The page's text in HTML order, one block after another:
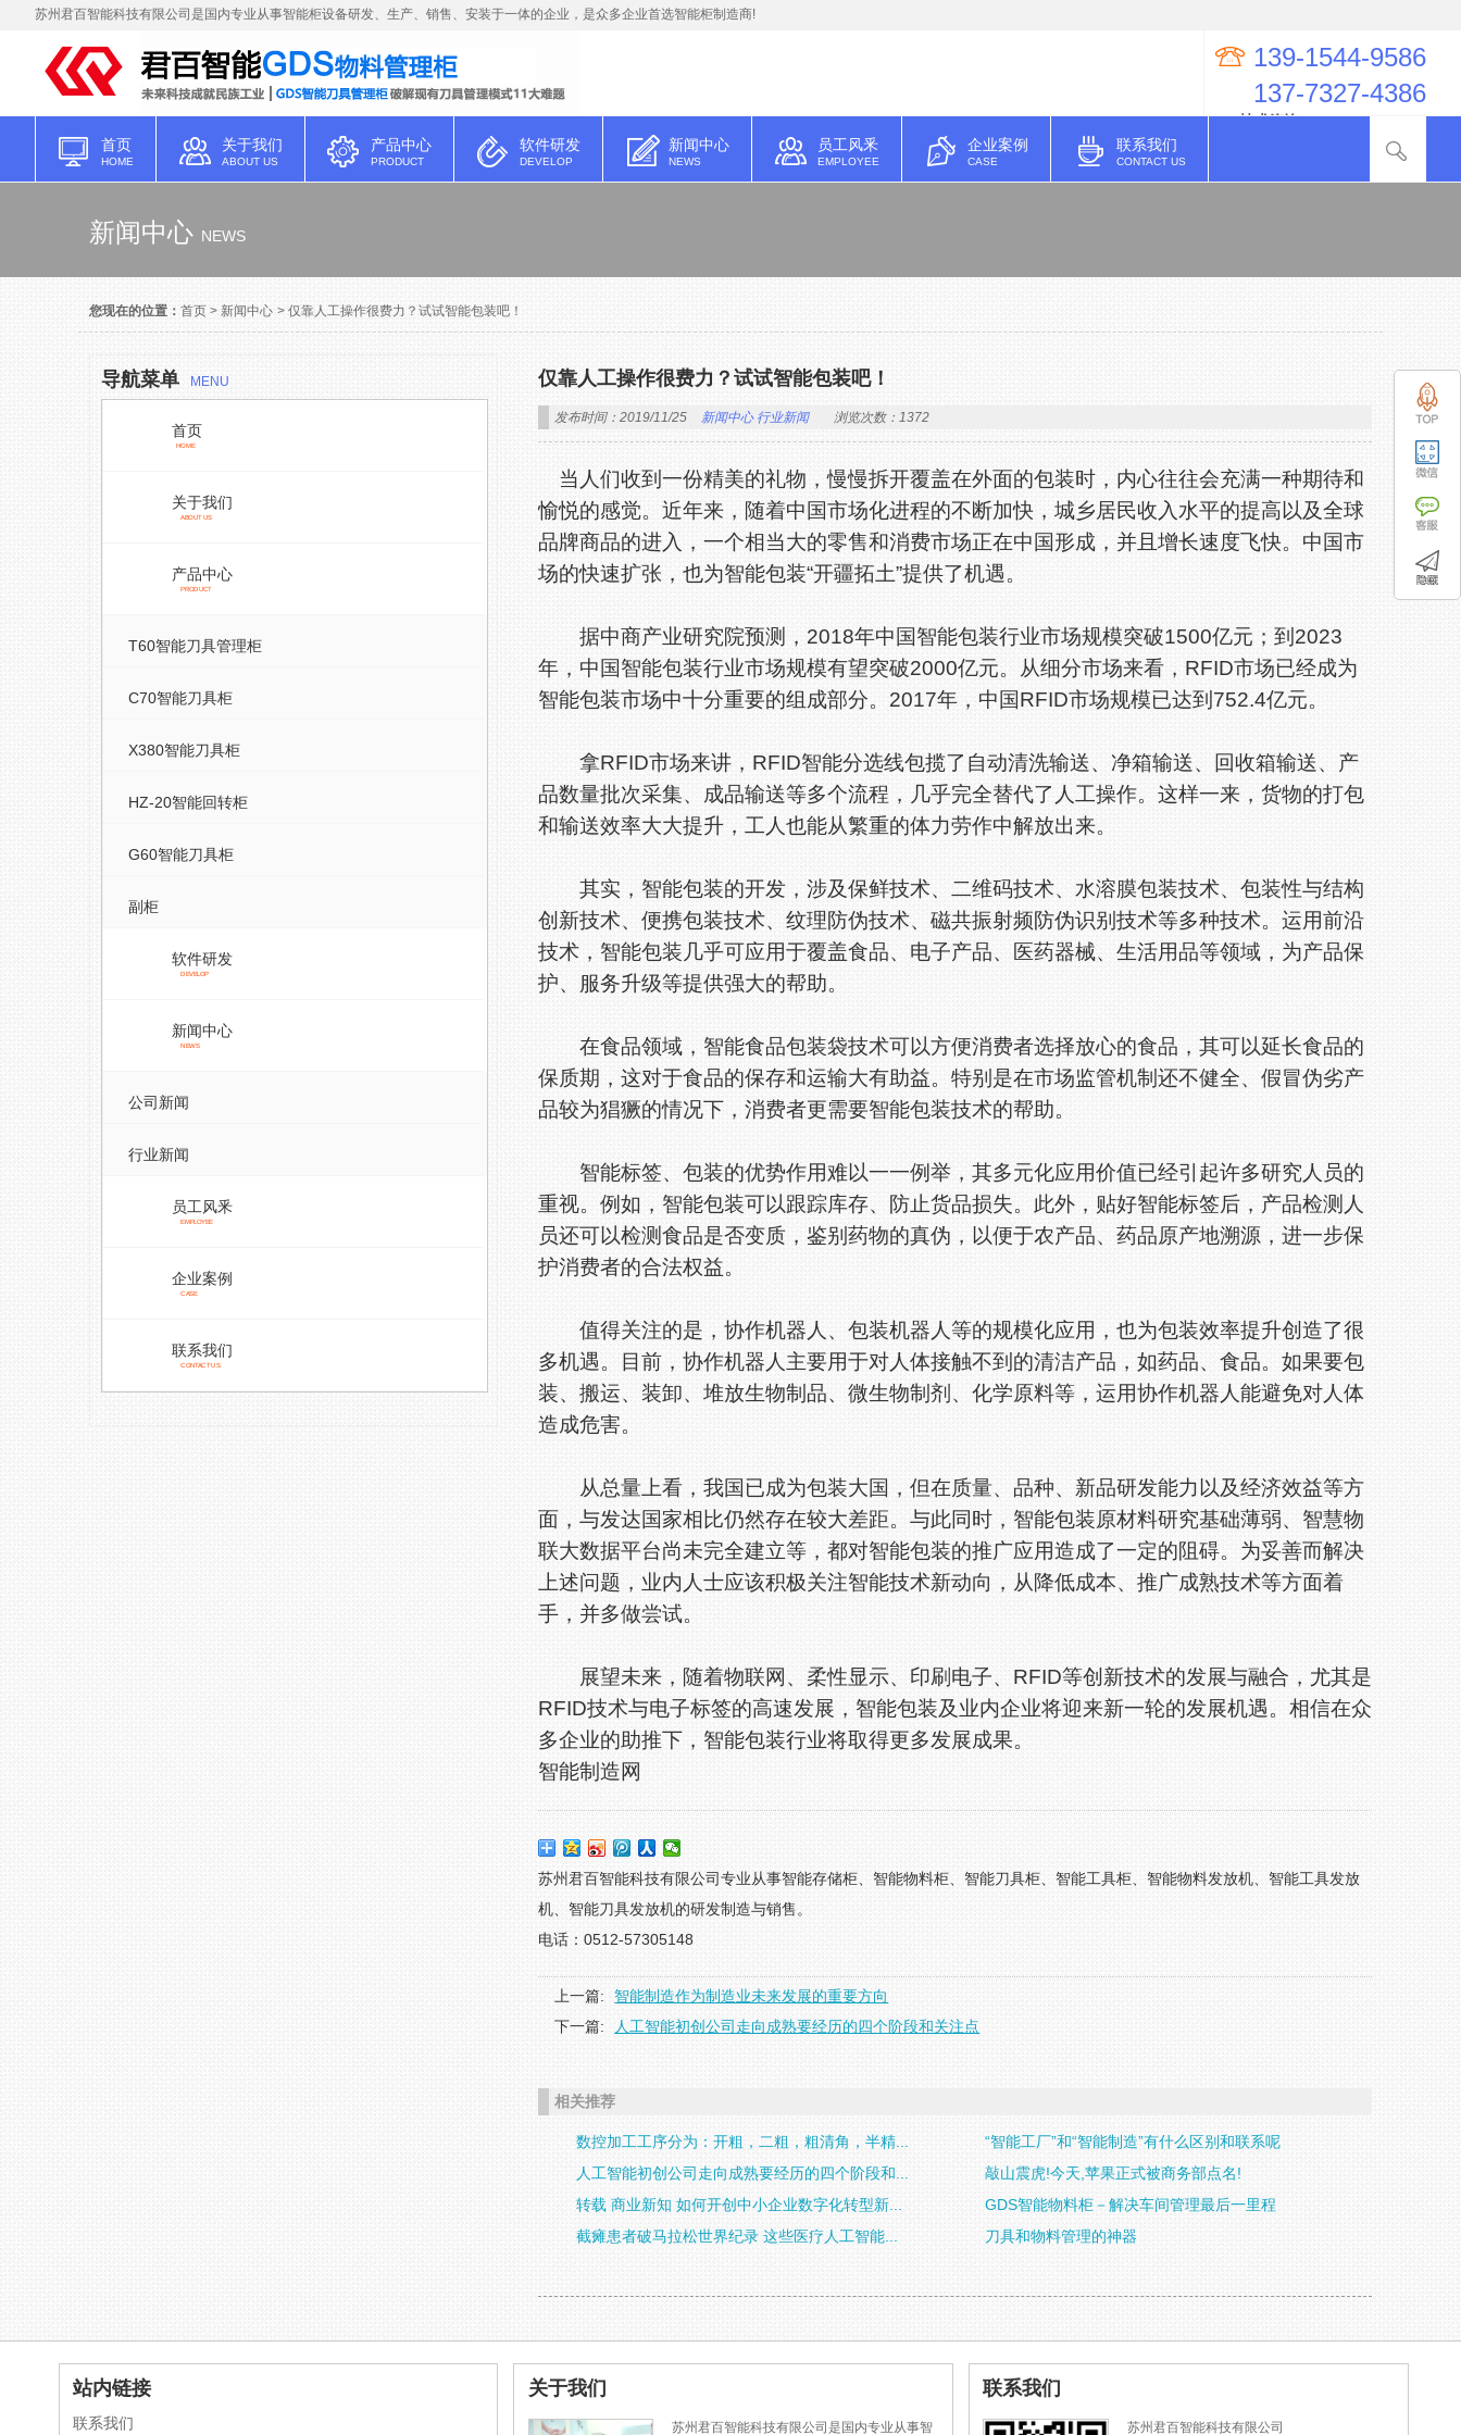
苏州君百智能科技有限公司是国内专业从事智能柜设备研发、生产、销售、安装于一体的企业，是众多企业首选智能柜制造商!
139-1544-9586
137-7327-4386
QQ技术咨询：274998623
首页
HOME
关于我们
ABOUT US
产品中心
PRODUCT
软件研发
DEVELOP
新闻中心
NEWS
员工风釆
EMPLOYEE
企业案例
CASE
联系我们
CONTACT US
新闻中心 NEWS
您现在的位置： 首页 > 新闻中心 > 仅靠人工操作很费力？试试智能包装吧！
导航菜单 MENU
首页
HOME
关于我们
ABOUT US
产品中心
PRODUCT
T60智能刀具管理柜
C70智能刀具柜
X380智能刀具柜
HZ-20智能回转柜
G60智能刀具柜
副柜
软件研发
DEVELOP
新闻中心
NEWS
公司新闻
行业新闻
员工风釆
EMPLOYEE
企业案例
CASE
联系我们
CONTACT US
仅靠人工操作很费力？试试智能包装吧！
发布时间：2019/11/25 新闻中心 行业新闻 浏览次数：1372
当人们收到一份精美的礼物，慢慢拆开覆盖在外面的包装时，内心往往会充满一种期待和
愉悦的感觉。近年来，随着中国市场化进程的不断加快，城乡居民收入水平的提高以及全球
品牌商品的进入，一个相当大的零售和消费市场正在中国形成，并且增长速度飞快。中国市
场的快速扩张，也为智能包装“开疆拓土”提供了机遇。
据中商产业研究院预测，2018年中国智能包装行业市场规模突破1500亿元；到2023
年，中国智能包装行业市场规模有望突破2000亿元。从细分市场来看，RFID市场已经成为
智能包装市场中十分重要的组成部分。2017年，中国RFID市场规模已达到752.4亿元。
拿RFID市场来讲，RFID智能分选线包揽了自动清洗输送、净箱输送、回收箱输送、产
品数量批次采集、成品输送等多个流程，几乎完全替代了人工操作。这样一来，货物的打包
和输送效率大大提升，工人也能从繁重的体力劳作中解放出来。
其实，智能包装的开发，涉及保鲜技术、二维码技术、水溶膜包装技术、包装性与结构
创新技术、便携包装技术、纹理防伪技术、磁共振射频防伪识别技术等多种技术。运用前沿
技术，智能包装几乎可应用于覆盖食品、电子产品、医药器械、生活用品等领域，为产品保
护、服务升级等提供强大的帮助。
在食品领域，智能食品包装袋技术可以方便消费者选择放心的食品，其可以延长食品的
保质期，这对于食品的保存和运输大有助益。特别是在市场监管机制还不健全、假冒伪劣产
品较为猖獗的情况下，消费者更需要智能包装技术的帮助。
智能标签、包装的优势作用难以一一例举，其多元化应用价值已经引起许多研究人员的
重视。例如，智能包装可以跟踪库存、防止货品损失。此外，贴好智能标签后，产品检测人
员还可以检测食品是否变质，鉴别药物的真伪，以便于农产品、药品原产地溯源，进一步保
护消费者的合法权益。
值得关注的是，协作机器人、包装机器人等的规模化应用，也为包装效率提升创造了很
多机遇。目前，协作机器人主要用于对人体接触不到的清洁产品，如药品、食品。如果要包
装、搬运、装卸、堆放生物制品、微生物制剂、化学原料等，运用协作机器人能避免对人体
造成危害。
从总量上看，我国已成为包装大国，但在质量、品种、新品研发能力以及经济效益等方
面，与发达国家相比仍然存在较大差距。与此同时，智能包装原材料研究基础薄弱、智慧物
联大数据平台尚未完全建立等，都对智能包装的推广应用造成了一定的阻碍。为妥善而解决
上述问题，业内人士应该积极关注智能技术新动向，从降低成本、推广成熟技术等方面着
手，并多做尝试。
展望未来，随着物联网、柔性显示、印刷电子、RFID等创新技术的发展与融合，尤其是
RFID技术与电子标签的高速发展，智能包装及业内企业将迎来新一轮的发展机遇。相信在众
多企业的助推下，智能包装行业将取得更多发展成果。
智能制造网
苏州君百智能科技有限公司专业从事智能存储柜、智能物料柜、智能刀具柜、智能工具柜、智能物料发放机、智能工具发放
机、智能刀具发放机的研发制造与销售。
电话：0512-57305148
上一篇:
智能制造作为制造业未来发展的重要方向
下一篇:
人工智能初创公司走向成熟要经历的四个阶段和关注点
相关推荐
数控加工工序分为：开粗，二粗，粗清角，半精...
“智能工厂”和“智能制造”有什么区别和联系呢
人工智能初创公司走向成熟要经历的四个阶段和...
敲山震虎!今天,苹果正式被商务部点名!
转载 商业新知 如何开创中小企业数字化转型新...
GDS智能物料柜－解决车间管理最后一里程
截瘫患者破马拉松世界纪录 这些医疗人工智能...
刀具和物料管理的神器
站内链接
联系我们
关于我们
苏州君百智能科技有限公司是国内专业从事智
联系我们
苏州君百智能科技有限公司